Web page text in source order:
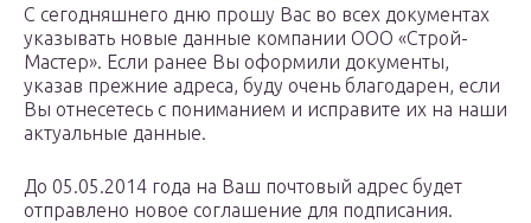
С сегодняшнего дню прошу Вас во всех документах
указывать новые данные компании ООО «Строй-
Мастер». Если ранее Вы оформили документы,
указав прежние адреса, буду очень благодарен, если
Вы отнесетесь с пониманием и исправите их на наши
актуальные данные.
До 05.05.2014 года на Ваш почтовый адрес будет
отправлено новое соглашение для подписания.